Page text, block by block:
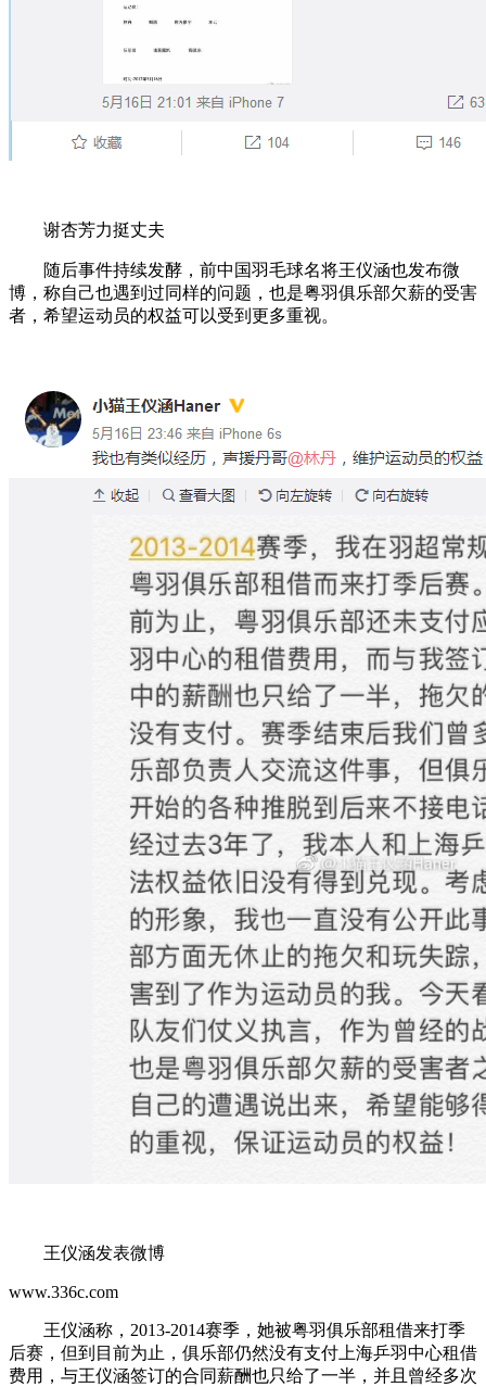
谢杏芳力挺丈夫
随后事件持续发酵，前中国羽毛球名将王仪涵也发布微
博，称自己也遇到过同样的问题，也是粤羽俱乐部欠薪的受害
者，希望运动员的权益可以受到更多重视。
王仪涵发表微博
www.336c.com
王仪涵称，2013-2014赛季，她被粤羽俱乐部租借来打季
后赛，但到目前为止，俱乐部仍然没有支付上海乒羽中心租借
费用，与王仪涵签订的合同薪酬也只给了一半，并且曾经多次